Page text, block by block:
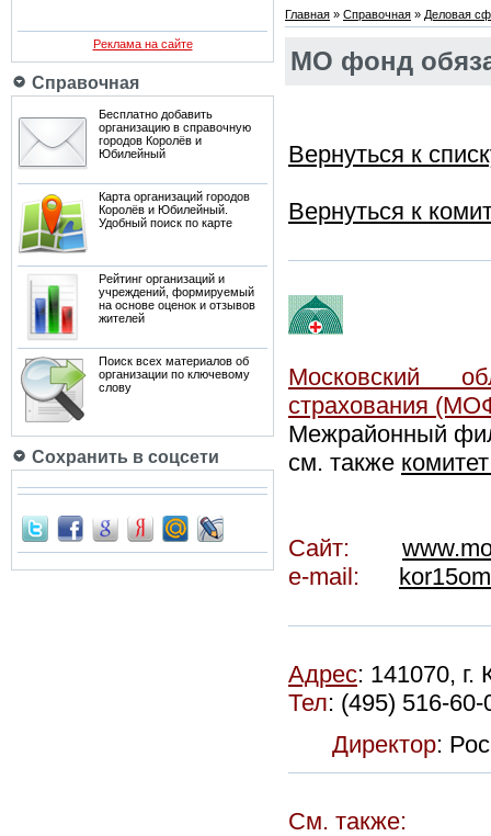
Реклама на сайте
Справочная
Бесплатно добавить
организацию в справочную
городов Королёв и
Юбилейный
Карта организаций городов
Королёв и Юбилейный.
Удобный поиск по карте
Рейтинг организаций и
учреждений, формируемый
на основе оценок и отзывов
жителей
Поиск всех материалов об
организации по ключевому
слову
Сохранить в соцсети
Главная » Справочная » Деловая
МО фонд
Вернуться к
Вернуться к
Московский
страхования
Межрайонный
см. также
Сайт:
e-mail:
Адрес: 141070, г.
Тел: (495) 516-
Директор:
См. также: